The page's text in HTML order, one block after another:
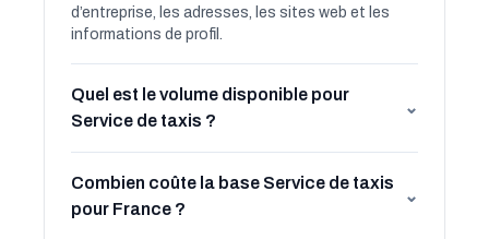
d’entreprise, les adresses, les sites web et les
informations de profil.
Quel est le volume disponible pour
Service de taxis ?
⌄
Combien coûte la base Service de taxis
pour France ?
⌄